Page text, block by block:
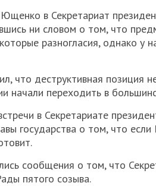
в Секретариат
ни словом о том, что
разногласия, однако у
что деструктивная
начали переходить в
в Секретариате
государства о том, что
сообщения о том, что
пятого созыва.